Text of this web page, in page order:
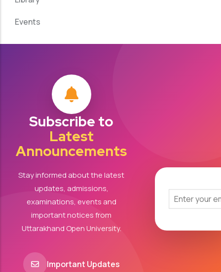
Events
Subscribe to
Latest
Announcements
Stay informed about the latest
updates, admissions,
examinations, events and
important notices from
Uttarakhand Open University.
Important Updates